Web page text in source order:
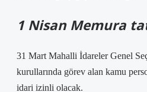
1 Nisan Memura
31 Mart Mahalli İdareler Genel
kurullarında görev alan kamu
idari izinli olacak.